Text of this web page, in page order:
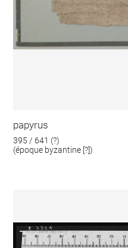
papyrus
395 / 641 (?)
(époque byzantine [?])